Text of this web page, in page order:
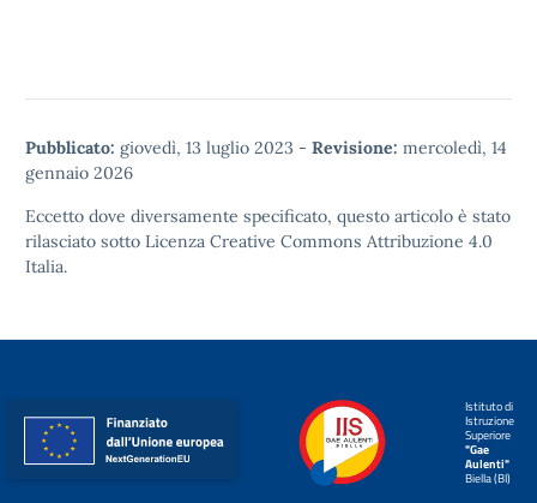
Pubblicato: giovedì, 13 luglio 2023 - Revisione: mercoledì, 14
gennaio 2026
Eccetto dove diversamente specificato, questo articolo è stato
rilasciato sotto Licenza Creative Commons Attribuzione 4.0
Italia.
Istituto di
Istruzione
Superiore
"Gae
Aulenti"
Biella (BI)